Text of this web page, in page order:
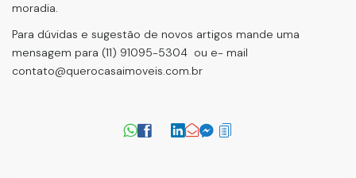
moradia.
Para dúvidas e sugestão de novos artigos mande uma
mensagem para (11) 91095-5304 ou e- mail
contato@querocasaimoveis.com.br